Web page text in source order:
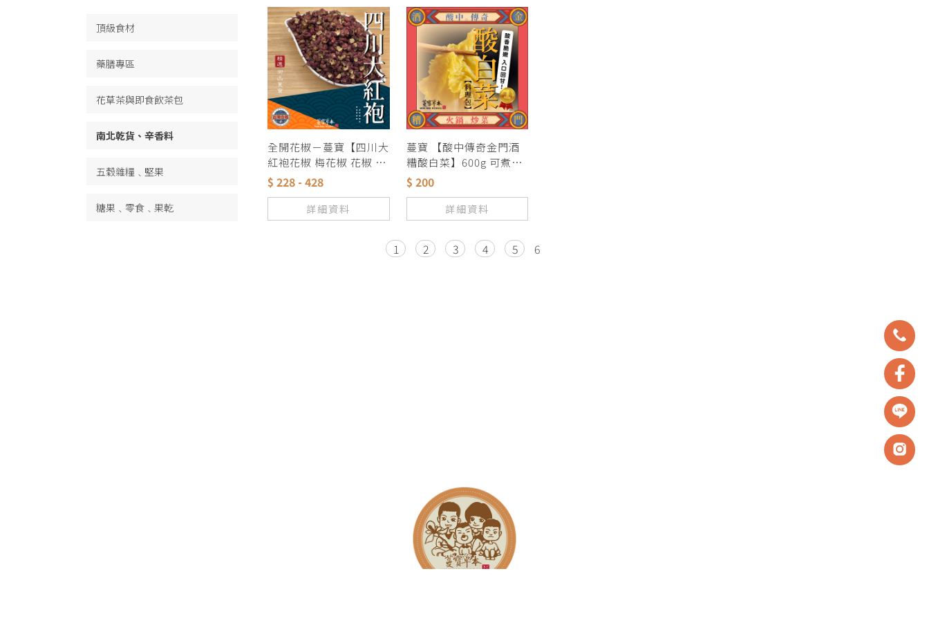
頂級食材
藥膳專區
花草茶與即食飲茶包
南北乾貨、辛香料
五穀雜糧﹑堅果
糖果﹑零食﹑果乾
全開花椒－蔓寶【四川大
紅袍花椒 梅花椒 花椒 青
花椒】麻翻天 香料 麻辣
鍋 羊肉爐 薑母鴨 滷包 滷
味 麻辣鴨血 露營火鍋湯
底
$ 228 - 428
詳細資料
蔓寶 【酸中傳奇金門酒
糟酸白菜】600g 可煮火
鍋 可炒菜
$ 200
詳細資料
1 2 3 4 5 6